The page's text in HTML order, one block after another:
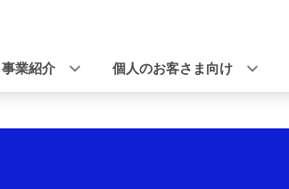
事業紹介 個人のお客さま向け